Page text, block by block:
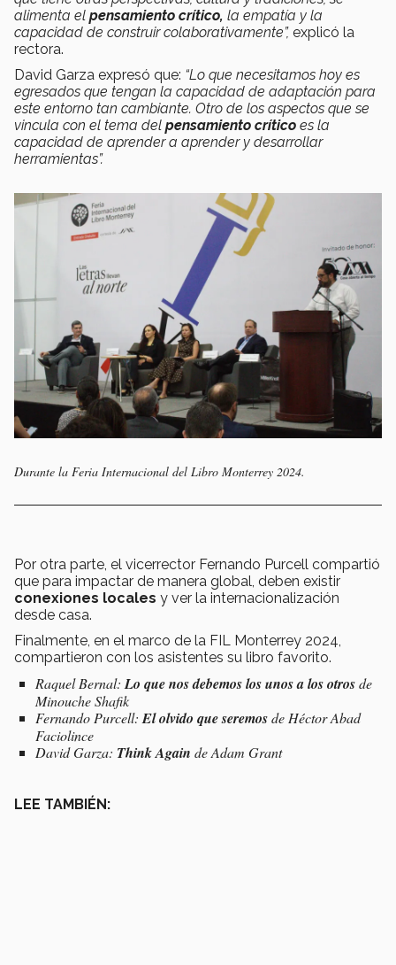
alimenta el pensamiento crítico, la empatía y la
capacidad de construir colaborativamente”, explicó la
rectora.
David Garza expresó que: “Lo que necesitamos hoy es
egresados que tengan la capacidad de adaptación para
este entorno tan cambiante. Otro de los aspectos que se
vincula con el tema del pensamiento crítico es la
capacidad de aprender a aprender y desarrollar
herramientas”.
Durante la Feria Internacional del Libro Monterrey 2024.
Por otra parte, el vicerrector Fernando Purcell compartió
que para impactar de manera global, deben existir
conexiones locales y ver la internacionalización
desde casa.
Finalmente, en el marco de la FIL Monterrey 2024,
compartieron con los asistentes su libro favorito.
Raquel Bernal: Lo que nos debemos los unos a los otrosde
Minouche Shafik
Fernando Purcell: El olvido que seremosde Héctor Abad
Faciolince
David Garza: Think Again de Adam Grant
LEE TAMBIÉN: